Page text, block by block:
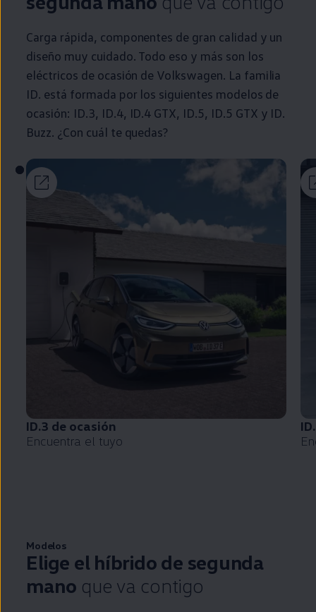
Carga rápida, componentes de gran calidad y un
diseño muy cuidado. Todo eso y más son los
eléctricos de ocasión de Volkswagen. La familia
ID. está formada por los siguientes modelos de
ocasión: ID.3, ID.4, ID.4 GTX, ID.5, ID.5 GTX y ID.
Buzz. ¿Con cuál te quedas?
ID.3 de ocasión
Encuentra el tuyo
Modelos
Elige el híbrido de segunda
mano que va contigo